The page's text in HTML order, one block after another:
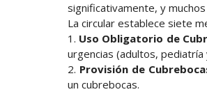
significativamente, y
La circular establece siete
1. Uso Obligatorio de
urgencias (adultos, pediatría
2. Provisión de
un cubrebocas.